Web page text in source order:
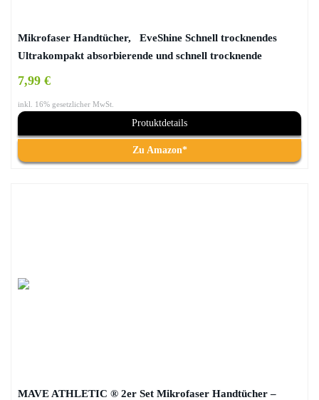
Mikrofaser Handtücher, EveShine Schnell trocknendes
Ultrakompakt absorbierende und schnell trocknende
Fitnessstudio, Yoga, Pilates und furs Bad – 27,6 Zoll x 55
Zoll
7,99 €
inkl. 16% gesetzlicher MwSt.
Protuktdetails
Zu Amazon*
MAVE ATHLETIC ® 2er Set Mikrofaser Handtücher –